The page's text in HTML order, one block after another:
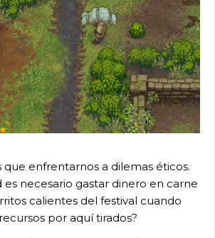
que enfrentarnos a dilemas éticos.
es necesario gastar dinero en carne
calientes del festival cuando
por aquí tirados?